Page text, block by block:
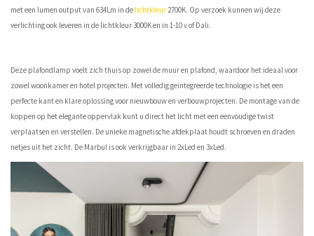
met een lumen output van 634Lm in de lichtkleur2700K. Op verzoek kunnen wij deze
verlichting ook leveren in de lichtkleur 3000K en in 1-10 v of Dali.
Deze plafondlamp voelt zich thuis op zowel de muur en plafond, waardoor het ideaal voor
zowel woonkamer en hotel projecten. Met volledig geïntegreerde technologie is het een
perfecte kant en klare oplossing voor nieuwbouw en verbouwprojecten. De montage van de
koppen op het elegante oppervlak kunt u direct het licht met een eenvoudige twist
verplaatsen en verstellen. De unieke magnetische afdekplaat houdt schroeven en draden
netjes uit het zicht. De Marbul is ook verkrijgbaar in 2xLed en 3xLed.